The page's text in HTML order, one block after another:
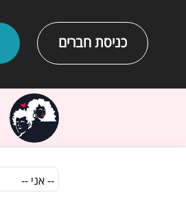
כניסת חברים